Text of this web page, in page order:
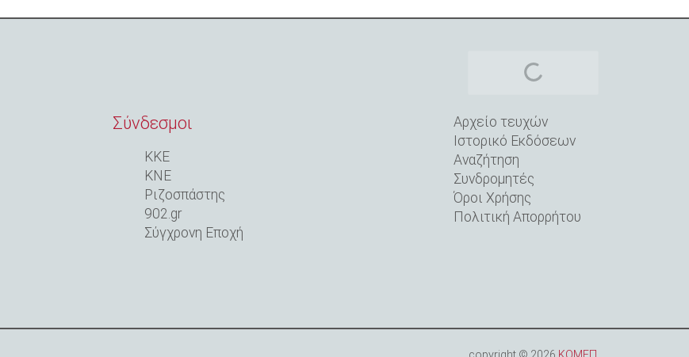
Σύνδεσμοι
ΚΚΕ
ΚΝΕ
Ριζοσπάστης
902.gr
Σύγχρονη Εποχή
Αρχείο τευχών
Ιστορικό Εκδόσεων
Αναζήτηση
Συνδρομητές
Όροι Xρήσης
Πολιτική Aπορρήτου